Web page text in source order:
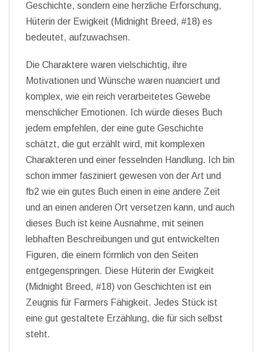
Geschichte, sondern eine herzliche Erforschung,
Hüterin der Ewigkeit (Midnight Breed, #18) es
bedeutet, aufzuwachsen.
Die Charaktere waren vielschichtig, ihre
Motivationen und Wünsche waren nuanciert und
komplex, wie ein reich verarbeitetes Gewebe
menschlicher Emotionen. Ich würde dieses Buch
jedem empfehlen, der eine gute Geschichte
schätzt, die gut erzählt wird, mit komplexen
Charakteren und einer fesselnden Handlung. Ich bin
schon immer fasziniert gewesen von der Art und
fb2 wie ein gutes Buch einen in eine andere Zeit
und an einen anderen Ort versetzen kann, und auch
dieses Buch ist keine Ausnahme, mit seinen
lebhaften Beschreibungen und gut entwickelten
Figuren, die einem förmlich von den Seiten
entgegenspringen. Diese Hüterin der Ewigkeit
(Midnight Breed, #18) von Geschichten ist ein
Zeugnis für Farmers Fähigkeit. Jedes Stück ist
eine gut gestaltete Erzählung, die für sich selbst
steht.